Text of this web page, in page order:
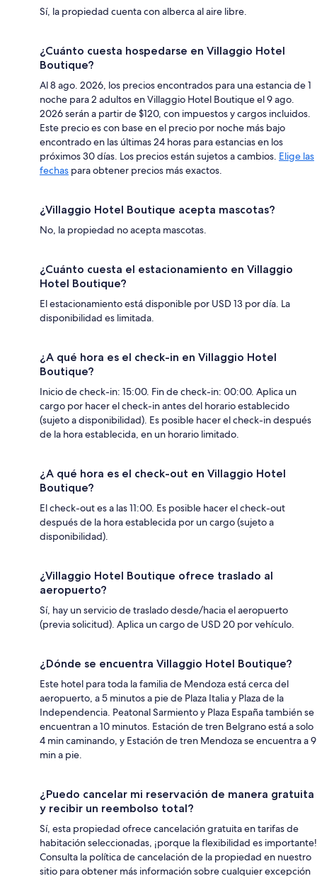
Sí, la propiedad cuenta con alberca al aire libre.
¿Cuánto cuesta hospedarse en Villaggio Hotel
Boutique?
Al 8 ago. 2026, los precios encontrados para una estancia de 1
noche para 2 adultos en Villaggio Hotel Boutique el 9 ago.
2026 serán a partir de $120, con impuestos y cargos incluidos.
Este precio es con base en el precio por noche más bajo
encontrado en las últimas 24 horas para estancias en los
próximos 30 días. Los precios están sujetos a cambios. Elige las
fechas para obtener precios más exactos.
¿Villaggio Hotel Boutique acepta mascotas?
No, la propiedad no acepta mascotas.
¿Cuánto cuesta el estacionamiento en Villaggio
Hotel Boutique?
El estacionamiento está disponible por USD 13 por día. La
disponibilidad es limitada.
¿A qué hora es el check-in en Villaggio Hotel
Boutique?
Inicio de check-in: 15:00. Fin de check-in: 00:00. Aplica un
cargo por hacer el check-in antes del horario establecido
(sujeto a disponibilidad). Es posible hacer el check-in después
de la hora establecida, en un horario limitado.
¿A qué hora es el check-out en Villaggio Hotel
Boutique?
El check-out es a las 11:00. Es posible hacer el check-out
después de la hora establecida por un cargo (sujeto a
disponibilidad).
¿Villaggio Hotel Boutique ofrece traslado al
aeropuerto?
Sí, hay un servicio de traslado desde/hacia el aeropuerto
(previa solicitud). Aplica un cargo de USD 20 por vehículo.
¿Dónde se encuentra Villaggio Hotel Boutique?
Este hotel para toda la familia de Mendoza está cerca del
aeropuerto, a 5 minutos a pie de Plaza Italia y Plaza de la
Independencia. Peatonal Sarmiento y Plaza España también se
encuentran a 10 minutos. Estación de tren Belgrano está a solo
4 min caminando, y Estación de tren Mendoza se encuentra a 9
min a pie.
¿Puedo cancelar mi reservación de manera gratuita
y recibir un reembolso total?
Sí, esta propiedad ofrece cancelación gratuita en tarifas de
habitación seleccionadas, ¡porque la flexibilidad es importante!
Consulta la política de cancelación de la propiedad en nuestro
sitio para obtener más información sobre cualquier excepción